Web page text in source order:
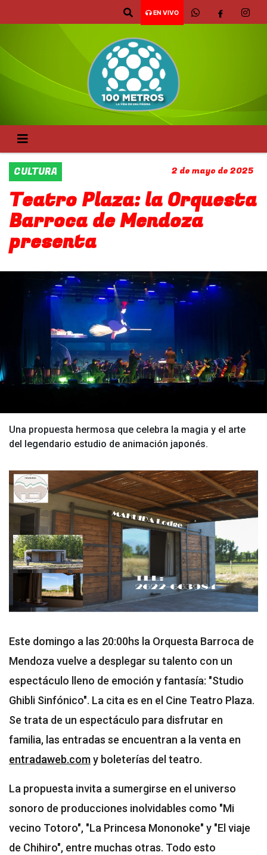
EN VIVO
CULTURA 2 de mayo de 2025
Teatro Plaza: la Orquesta
Barroca de Mendoza
presenta
Una propuesta hermosa que celebra la magia y el arte
del legendario estudio de animación japonés.
Este domingo a las 20:00hs la Orquesta Barroca de
Mendoza vuelve a desplegar su talento con un
espectáculo lleno de emoción y fantasía: "Studio
Ghibli Sinfónico". La cita es en el Cine Teatro Plaza.
Se trata de un espectáculo para disfrutar en
familia, las entradas se encuentran a la venta en
entradaweb.comy boleterías del teatro.
La propuesta invita a sumergirse en el universo
sonoro de producciones inolvidables como "Mi
vecino Totoro", "La Princesa Mononoke" y "El viaje
de Chihiro", entre muchas otras. Todo esto